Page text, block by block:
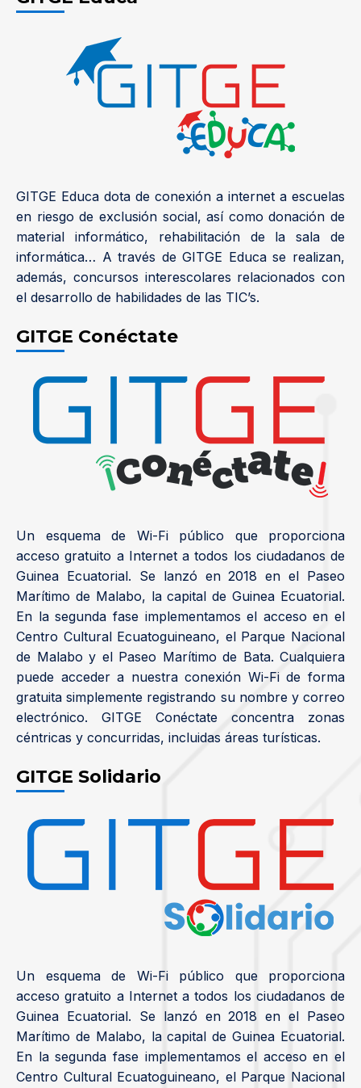
GITGE Educa dota de conexión a internet a escuelas
en riesgo de exclusión social, así como donación de
material informático, rehabilitación de la sala de
informática… A través de GITGE Educa se realizan,
además, concursos interescolares relacionados con
el desarrollo de habilidades de las TIC’s.
GITGE Conéctate
Un esquema de Wi-Fi público que proporciona
acceso gratuito a Internet a todos los ciudadanos de
Guinea Ecuatorial. Se lanzó en 2018 en el Paseo
Marítimo de Malabo, la capital de Guinea Ecuatorial.
En la segunda fase implementamos el acceso en el
Centro Cultural Ecuatoguineano, el Parque Nacional
de Malabo y el Paseo Marítimo de Bata. Cualquiera
puede acceder a nuestra conexión Wi-Fi de forma
gratuita simplemente registrando su nombre y correo
electrónico. GITGE Conéctate concentra zonas
céntricas y concurridas, incluidas áreas turísticas.
GITGE Solidario
Un esquema de Wi-Fi público que proporciona
acceso gratuito a Internet a todos los ciudadanos de
Guinea Ecuatorial. Se lanzó en 2018 en el Paseo
Marítimo de Malabo, la capital de Guinea Ecuatorial.
En la segunda fase implementamos el acceso en el
Centro Cultural Ecuatoguineano, el Parque Nacional